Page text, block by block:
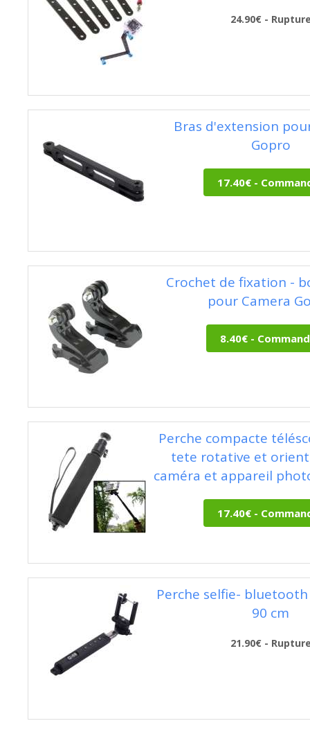
24.90€ -
Bras d'extension
Gopro
Crochet de fixation -
pour Camera
Perche compacte
tete rotative et
caméra et appareil
Perche selfie-
90 cm
21.90€ -